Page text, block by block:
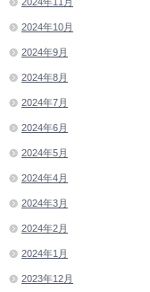
2024年10月
2024年9月
2024年8月
2024年7月
2024年6月
2024年5月
2024年4月
2024年3月
2024年2月
2024年1月
2023年12月